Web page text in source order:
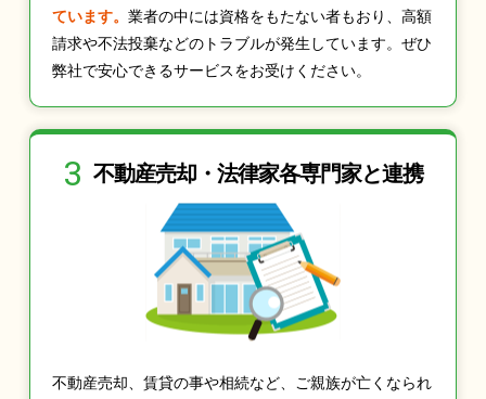
ています。 業者の中には資格をもたない者もおり、高額
請求や不法投棄などのトラブルが発生しています。ぜひ
弊社で安心できるサービスをお受けください。
3 不動産売却・法律家各専門家と連携
不動産売却、賃貸の事や相続など、ご親族が亡くなられ